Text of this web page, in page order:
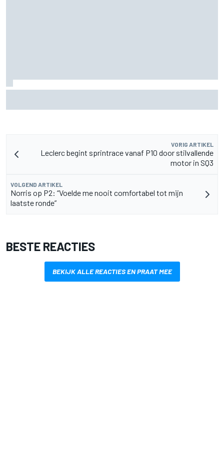
VORIG ARTIKEL
Leclerc begint sprintrace vanaf P10 door stilvallende
motor in SQ3
VOLGEND ARTIKEL
Norris op P2: “Voelde me nooit comfortabel tot mijn
laatste ronde”
BESTE REACTIES
BEKIJK ALLE REACTIES EN PRAAT MEE